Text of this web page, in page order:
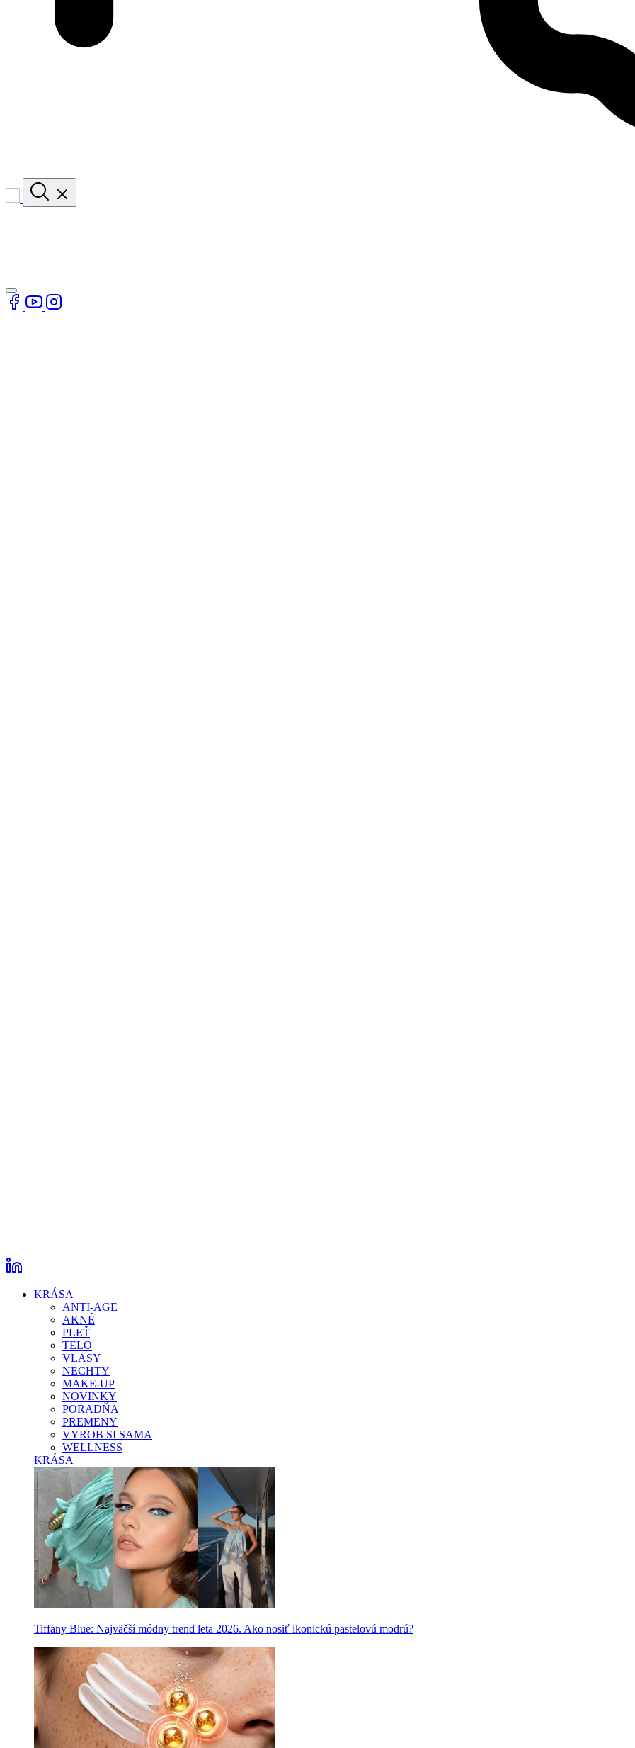
KRÁSA
ANTI-AGE
AKNÉ
PLEŤ
TELO
VLASY
NECHTY
MAKE-UP
NOVINKY
PORADŇA
PREMENY
VYROB SI SAMA
WELLNESS
KRÁSA
Tiffany Blue: Najväčší módny trend leta 2026. Ako nosiť ikonickú pastelovú modrú?